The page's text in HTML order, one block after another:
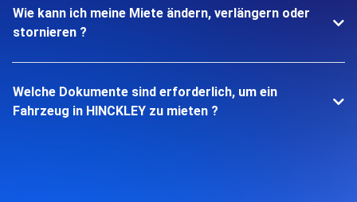
Wie kann ich meine Miete ändern, verlängern oder
stornieren ?
Welche Dokumente sind erforderlich, um ein
Fahrzeug in HINCKLEY zu mieten ?